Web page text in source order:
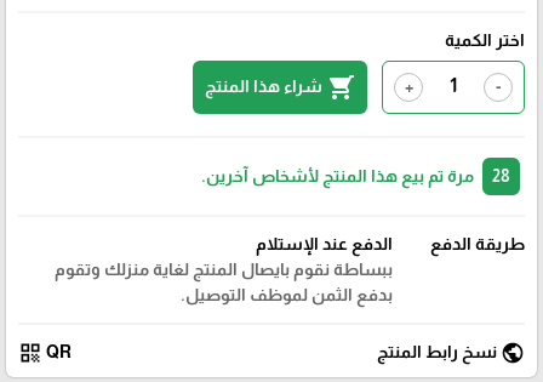
اختر الكمية
-
+
shopping_cart شراء هذا المنتج
مرة تم بيع هذا المنتج لأشخاص آخرين.
طريقة الدفع
الدفع عند الإستلام
ببساطة نقوم بايصال المنتج لغاية منزلك وتقوم
بدفع الثمن لموظف التوصيل.
public نسخ رابط المنتج QR
qr_code